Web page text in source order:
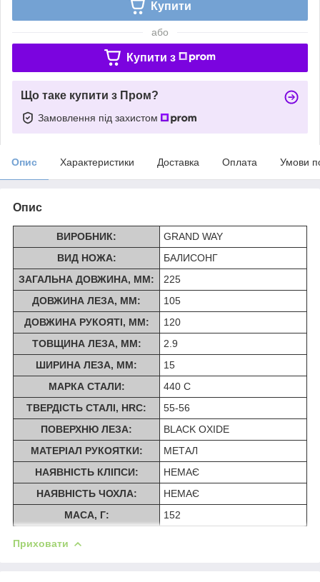
Купити
або
Купити з
Що таке купити з Пром?
Замовлення під захистом
Опис Характеристики Доставка Оплата Умови
Опис
ВИРОБНИК:
GRAND WAY
ВИД НОЖА:
БАЛИСОНГ
ЗАГАЛЬНА ДОВЖИНА, ММ:
225
ДОВЖИНА ЛЕЗА, ММ:
105
ДОВЖИНА РУКОЯТІ, ММ:
120
ТОВЩИНА ЛЕЗА, ММ:
2.9
ШИРИНА ЛЕЗА, ММ:
15
МАРКА СТАЛИ:
440 C
ТВЕРДІСТЬ СТАЛІ, HRC:
55-56
ПОВЕРХНЮ ЛЕЗА:
BLACK OXIDE
МАТЕРІАЛ РУКОЯТКИ:
МЕТАЛ
НАЯВНІСТЬ КЛІПСИ:
НЕМАЄ
НАЯВНІСТЬ ЧОХЛА:
НЕМАЄ
МАСА, Г:
152
Приховати